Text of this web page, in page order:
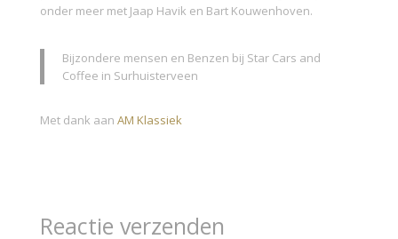
onder meer met Jaap Havik en Bart Kouwenhoven.
Bijzondere mensen en Benzen bij Star Cars and
Coffee in Surhuisterveen
Met dank aan AM Klassiek
Reactie verzenden